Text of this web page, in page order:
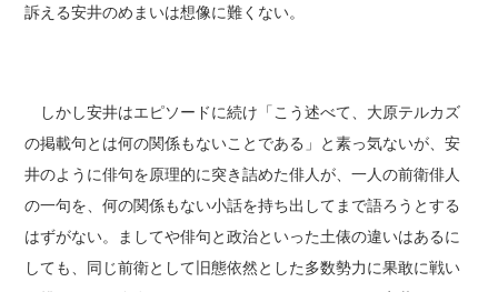
訴える安井のめまいは想像に難くない。
しかし安井はエピソードに続け「こう述べて、大原テルカズ
の掲載句とは何の関係もないことである」と素っ気ないが、安
井のように俳句を原理的に突き詰めた俳人が、一人の前衛俳人
の一句を、何の関係もない小話を持ち出してまで語ろうとする
はずがない。ましてや俳句と政治といった土俵の違いはあるに
しても、同じ前衛として旧態依然とした多数勢力に果敢に戦い